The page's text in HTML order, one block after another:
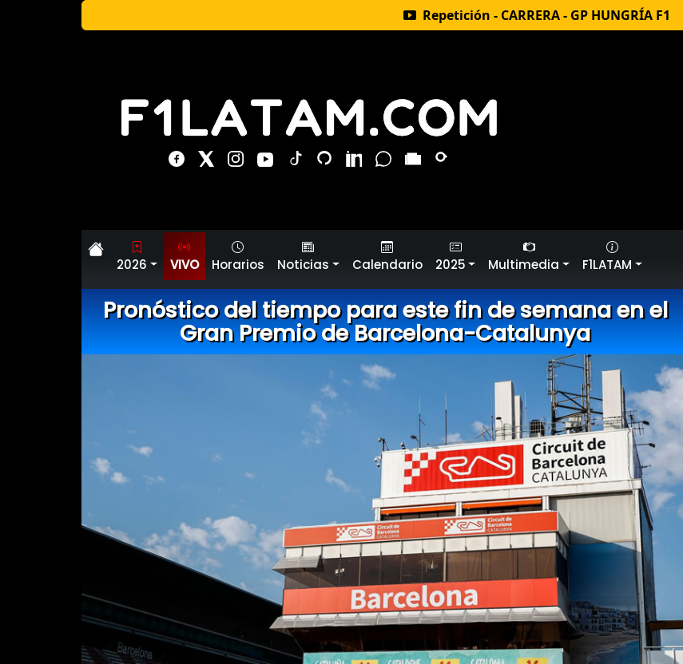
Repetición - CARRERA - GP HUNGRÍA F1
2026 VIVO Horarios Noticias Calendario 2025 Multimedia F1LATAM
Pronóstico del tiempo para este fin de semana en el
Gran Premio de Barcelona-Catalunya